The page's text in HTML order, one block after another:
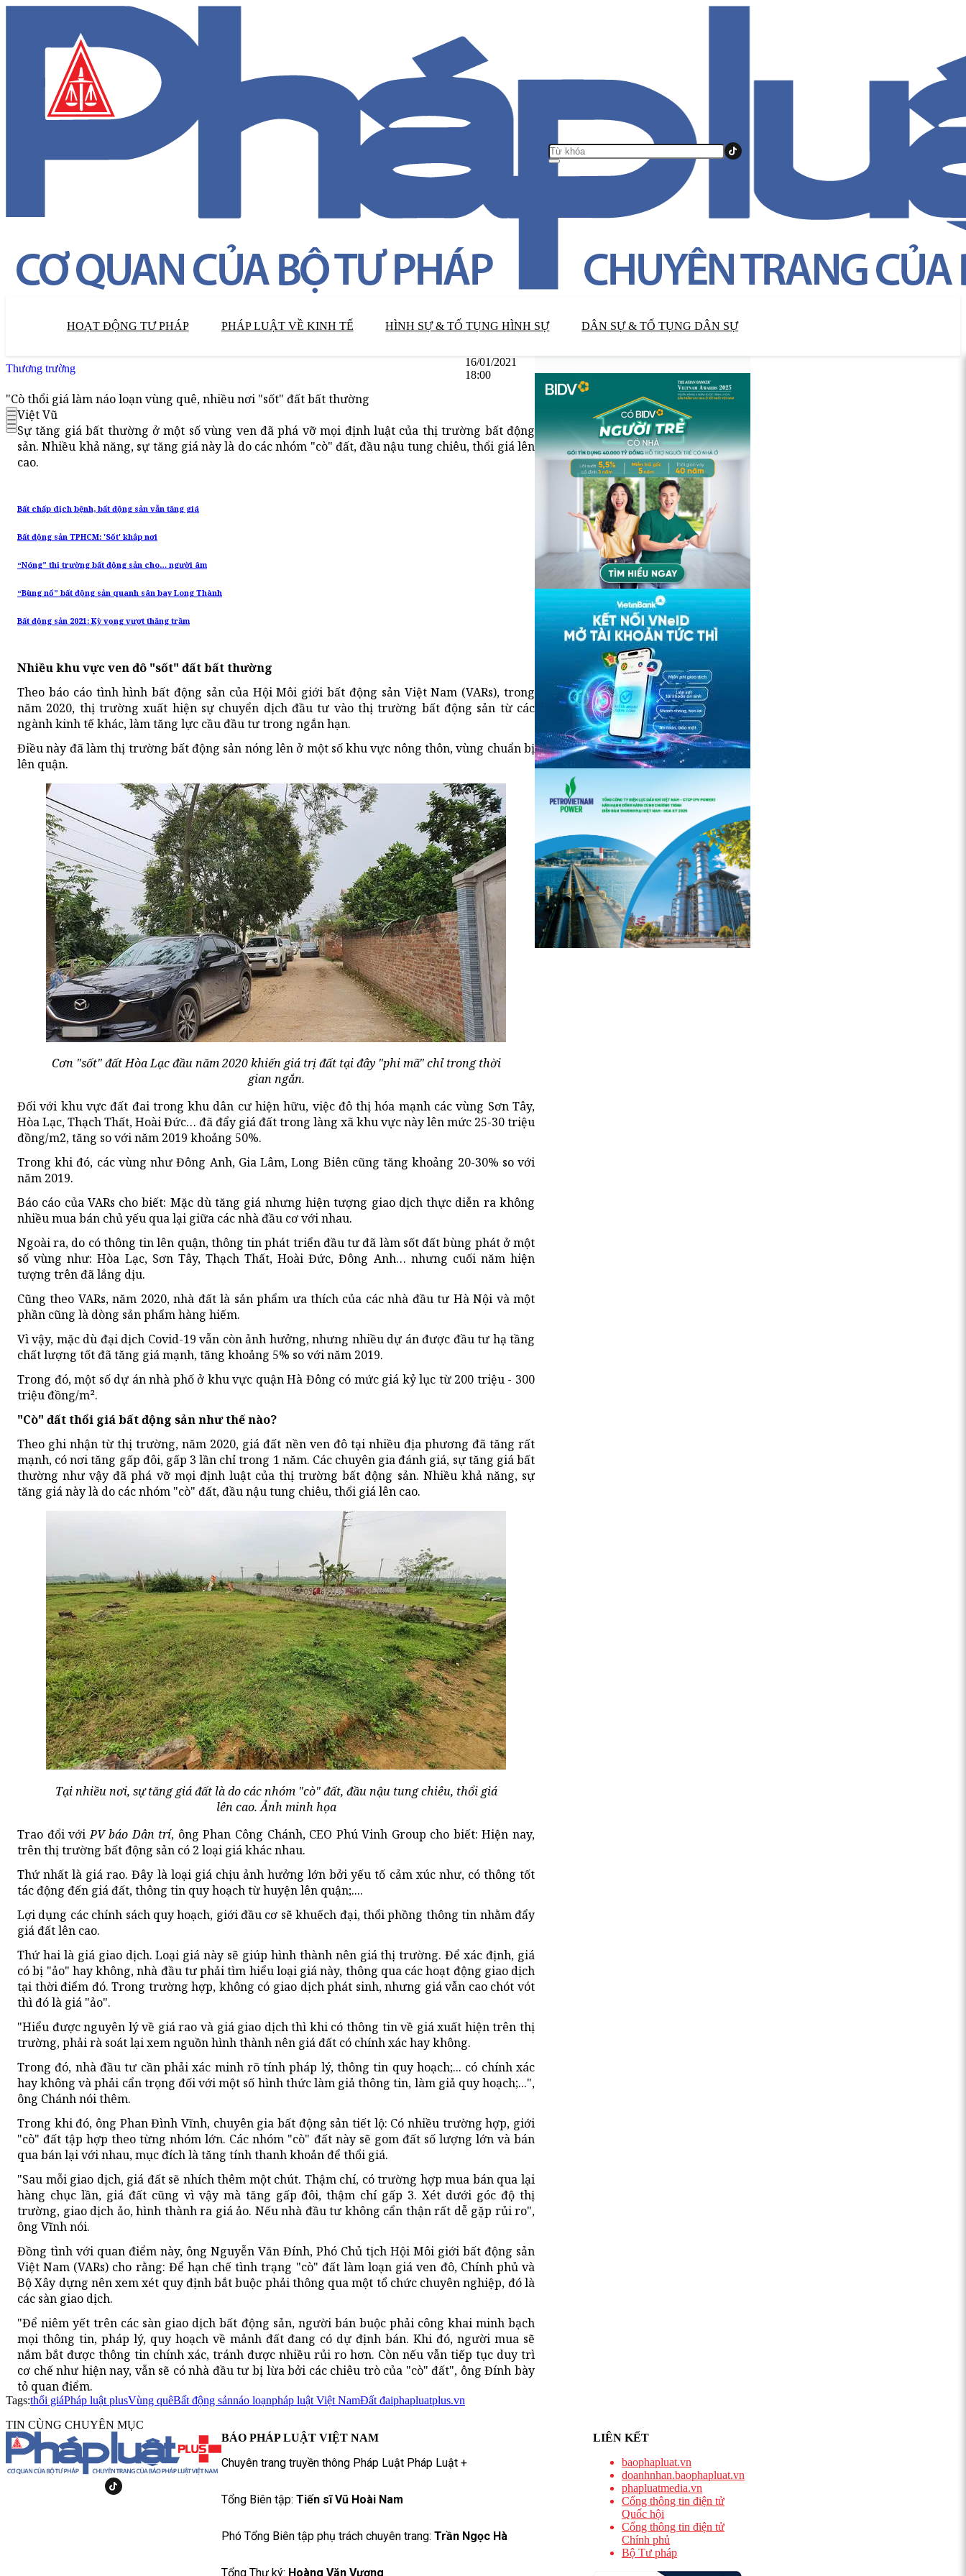
HOẠT ĐỘNG TƯ PHÁP PHÁP LUẬT VỀ KINH TẾ HÌNH SỰ & TỐ TỤNG HÌNH SỰ DÂN SỰ & TỐ TỤNG DÂN SỰ
Thương trường
16/01/2021
18:00
"Cò thổi giá làm náo loạn vùng quê, nhiều nơi "sốt" đất bất thường
Việt Vũ
Sự tăng giá bất thường ở một số vùng ven đã phá vỡ mọi định luật của thị trường bất động
sản. Nhiều khả năng, sự tăng giá này là do các nhóm "cò" đất, đầu nậu tung chiêu, thổi giá lên
cao.
Bất chấp dịch bệnh, bất động sản vẫn tăng giá
Bất động sản TPHCM: 'Sốt' khắp nơi
“Nóng” thị trường bất động sản cho… người âm
“Bùng nổ” bất động sản quanh sân bay Long Thành
Bất động sản 2021: Kỳ vọng vượt thăng trầm
Nhiều khu vực ven đô "sốt" đất bất thường
Theo báo cáo tình hình bất động sản của Hội Môi giới bất động sản Việt Nam (VARs), trong
năm 2020, thị trường xuất hiện sự chuyển dịch đầu tư vào thị trường bất động sản từ các
ngành kinh tế khác, làm tăng lực cầu đầu tư trong ngắn hạn.
Điều này đã làm thị trường bất động sản nóng lên ở một số khu vực nông thôn, vùng chuẩn bị
lên quận.
Cơn "sốt" đất Hòa Lạc đầu năm 2020 khiến giá trị đất tại đây "phi mã" chỉ trong thời
gian ngắn.
Đối với khu vực đất đai trong khu dân cư hiện hữu, việc đô thị hóa mạnh các vùng Sơn Tây,
Hòa Lạc, Thạch Thất, Hoài Đức… đã đẩy giá đất trong làng xã khu vực này lên mức 25-30 triệu
đồng/m2, tăng so với năm 2019 khoảng 50%.
Trong khi đó, các vùng như Đông Anh, Gia Lâm, Long Biên cũng tăng khoảng 20-30% so với
năm 2019.
Báo cáo của VARs cho biết: Mặc dù tăng giá nhưng hiện tượng giao dịch thực diễn ra không
nhiều mua bán chủ yếu qua lại giữa các nhà đầu cơ với nhau.
Ngoài ra, do có thông tin lên quận, thông tin phát triển đầu tư đã làm sốt đất bùng phát ở một
số vùng như: Hòa Lạc, Sơn Tây, Thạch Thất, Hoài Đức, Đông Anh… nhưng cuối năm hiện
tượng trên đã lắng dịu.
Cũng theo VARs, năm 2020, nhà đất là sản phẩm ưa thích của các nhà đầu tư Hà Nội và một
phần cũng là dòng sản phẩm hàng hiếm.
Vì vậy, mặc dù đại dịch Covid-19 vẫn còn ảnh hưởng, nhưng nhiều dự án được đầu tư hạ tầng
chất lượng tốt đã tăng giá mạnh, tăng khoảng 5% so với năm 2019.
Trong đó, một số dự án nhà phố ở khu vực quận Hà Đông có mức giá kỷ lục từ 200 triệu - 300
triệu đồng/m².
"Cò" đất thổi giá bất động sản như thế nào?
Theo ghi nhận từ thị trường, năm 2020, giá đất nền ven đô tại nhiều địa phương đã tăng rất
mạnh, có nơi tăng gấp đôi, gấp 3 lần chỉ trong 1 năm. Các chuyên gia đánh giá, sự tăng giá bất
thường như vậy đã phá vỡ mọi định luật của thị trường bất động sản. Nhiều khả năng, sự
tăng giá này là do các nhóm "cò" đất, đầu nậu tung chiêu, thổi giá lên cao.
Tại nhiều nơi, sự tăng giá đất là do các nhóm "cò" đất, đầu nậu tung chiêu, thổi giá
lên cao. Ảnh minh họa
Trao đổi vớiPV báo Dân trí, ông Phan Công Chánh, CEO Phú Vinh Group cho biết: Hiện nay,
trên thị trường bất động sản có 2 loại giá khác nhau.
Thứ nhất là giá rao. Đây là loại giá chịu ảnh hưởng lớn bởi yếu tố cảm xúc như, có thông tốt
tác động đến giá đất, thông tin quy hoạch từ huyện lên quận;....
Lợi dụng các chính sách quy hoạch, giới đầu cơ sẽ khuếch đại, thổi phồng thông tin nhằm đẩy
giá đất lên cao.
Thứ hai là giá giao dịch. Loại giá này sẽ giúp hình thành nên giá thị trường. Để xác định, giá
có bị "ảo" hay không, nhà đầu tư phải tìm hiểu loại giá này, thông qua các hoạt động giao dịch
tại thời điểm đó. Trong trường hợp, không có giao dịch phát sinh, nhưng giá vẫn cao chót vót
thì đó là giá "ảo".
"Hiểu được nguyên lý về giá rao và giá giao dịch thì khi có thông tin về giá xuất hiện trên thị
trường, phải rà soát lại xem nguồn hình thành nên giá đất có chính xác hay không.
Trong đó, nhà đầu tư cần phải xác minh rõ tính pháp lý, thông tin quy hoạch;... có chính xác
hay không và phải cẩn trọng đối với một số hình thức làm giả thông tin, làm giả quy hoạch;...",
ông Chánh nói thêm.
Trong khi đó, ông Phan Đình Vĩnh, chuyên gia bất động sản tiết lộ: Có nhiều trường hợp, giới
"cò" đất tập hợp theo từng nhóm lớn. Các nhóm "cò" đất này sẽ gom đất số lượng lớn và bán
qua bán lại với nhau, mục đích là tăng tính thanh khoản để thổi giá.
"Sau mỗi giao dịch, giá đất sẽ nhích thêm một chút. Thậm chí, có trường hợp mua bán qua lại
hàng chục lần, giá đất cũng vì vậy mà tăng gấp đôi, thậm chí gấp 3. Xét dưới góc độ thị
trường, giao dịch ảo, hình thành ra giá ảo. Nếu nhà đầu tư không cẩn thận rất dễ gặp rủi ro",
ông Vĩnh nói.
Đồng tình với quan điểm này, ông Nguyễn Văn Đính, Phó Chủ tịch Hội Môi giới bất động sản
Việt Nam (VARs) cho rằng: Để hạn chế tình trạng "cò" đất làm loạn giá ven đô, Chính phủ và
Bộ Xây dựng nên xem xét quy định bắt buộc phải thông qua một tổ chức chuyên nghiệp, đó là
các sàn giao dịch.
"Để niêm yết trên các sàn giao dịch bất động sản, người bán buộc phải công khai minh bạch
mọi thông tin, pháp lý, quy hoạch về mảnh đất đang có dự định bán. Khi đó, người mua sẽ
nắm bắt được thông tin chính xác, tránh được nhiều rủi ro hơn. Còn nếu vẫn tiếp tục duy trì
cơ chế như hiện nay, vẫn sẽ có nhà đầu tư bị lừa bởi các chiêu trò của "cò" đất", ông Đính bày
tỏ quan điểm.
Tags:thổi giáPháp luật plusVùng quêBất động sảnnáo loạnpháp luật Việt NamĐất đaiphapluatplus.vn
TIN CÙNG CHUYÊN MỤC
BÁO PHÁP LUẬT VIỆT NAM
Chuyên trang truyền thông Pháp Luật Pháp Luật +
Tổng Biên tập: Tiến sĩ Vũ Hoài Nam
Phó Tổng Biên tập phụ trách chuyên trang: Trần Ngọc Hà
Tổng Thư ký: Hoàng Văn Vượng
LIÊN KẾT
baophapluat.vn
doanhnhan.baophapluat.vn
phapluatmedia.vn
Cổng thông tin điện tử
Quốc hội
Cổng thông tin điện tử
Chính phủ
Bộ Tư pháp